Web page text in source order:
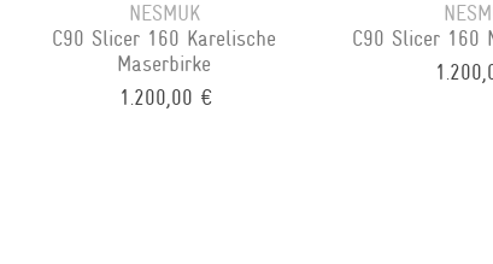
NESMUK
C90 Slicer 160 Karelische
Maserbirke
1.200,00 €
C90 Slicer 160